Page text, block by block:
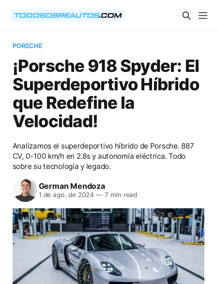
PORSCHE
¡Porsche 918 Spyder: El
Superdeportivo Híbrido
que Redefine la
Velocidad!
Analizamos el superdeportivo híbrido de Porsche. 887
CV, 0-100 km/h en 2.8s y autonomía eléctrica. Todo
sobre su tecnología y legado.
German Mendoza
1 de ago. de 2024 — 7 min read